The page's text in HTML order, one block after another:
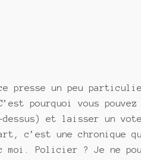
presse un peu
pourquoi vous
et laisser un
c’est une chronique
Policier ? Je ne